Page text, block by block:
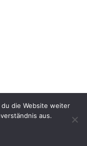
die Website weiter
aus.